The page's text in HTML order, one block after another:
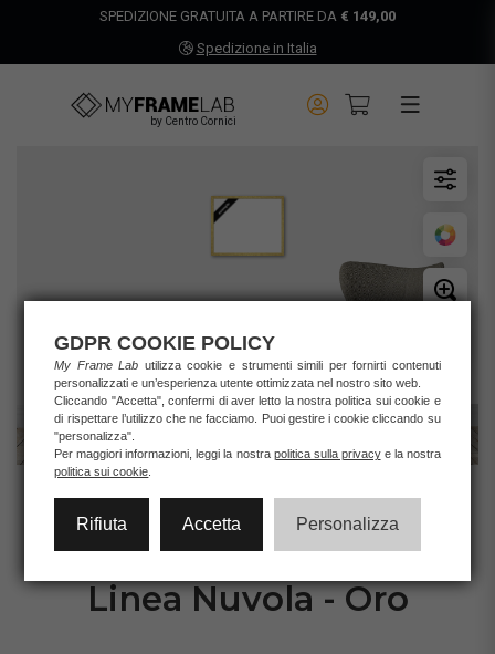
SPEDIZIONE GRATUITA A PARTIRE DA € 149,00
Spedizione in Italia
by Centro Cornici
CONFIGURA CORNICE
Linea Nuvola - Oro
GDPR COOKIE POLICY
My Frame Lab utilizza cookie e strumenti simili per fornirti contenuti
personalizzati e un’esperienza utente ottimizzata nel nostro sito web.
Cliccando "Accetta", confermi di aver letto la nostra politica sui cookie e
di rispettare l’utilizzo che ne facciamo. Puoi gestire i cookie cliccando su
"personalizza".
Per maggiori informazioni, leggi la nostra politica sulla privacye la nostra
politica sui cookie.
Rifiuta Accetta Personalizza